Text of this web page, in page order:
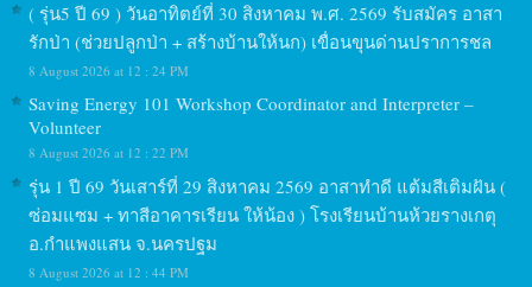
( รุ่น5 ปี 69 ) วันอาทิตย์ที่ 30 สิงหาคม พ.ศ. 2569 รับสมัคร อาสา
รักป่า (ช่วยปลูกป่า + สร้างบ้านให้นก) เขื่อนขุนด่านปราการชล
8 August 2026 at 12 : 24 PM
Saving Energy 101 Workshop Coordinator and Interpreter –
Volunteer
8 August 2026 at 12 : 22 PM
รุ่น 1 ปี 69 วันเสาร์ที่ 29 สิงหาคม 2569 อาสาทำดี แต้มสีเติมฝัน (
ซ่อมแซม + ทาสีอาคารเรียน ให้น้อง ) โรงเรียนบ้านห้วยรางเกตุ
อ.กำแพงแสน จ.นครปฐม
8 August 2026 at 12 : 44 PM